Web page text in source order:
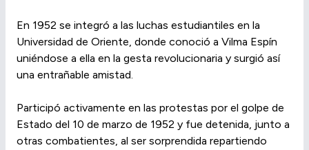
En 1952 se integró a las luchas estudiantiles en la
Universidad de Oriente, donde conoció a Vilma Espín
uniéndose a ella en la gesta revolucionaria y surgió así
una entrañable amistad.
Participó activamente en las protestas por el golpe de
Estado del 10 de marzo de 1952 y fue detenida, junto a
otras combatientes, al ser sorprendida repartiendo